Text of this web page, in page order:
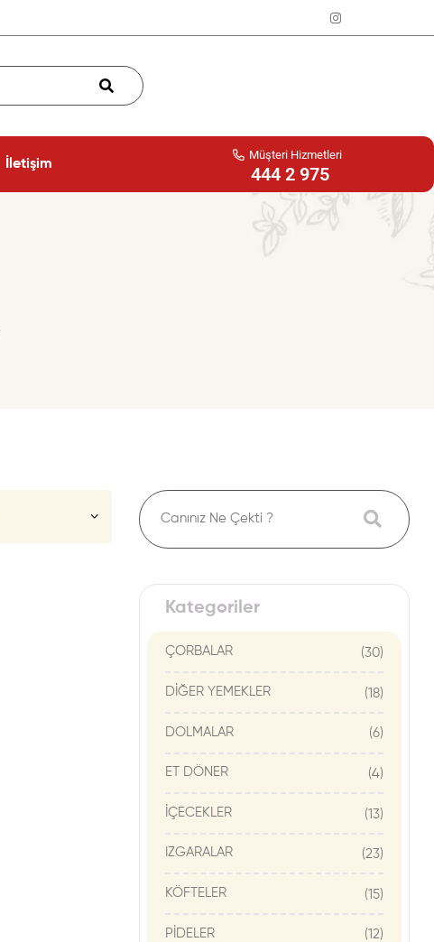
İletişim
Müşteri Hizmetleri
444 2 975
Kategoriler
ÇORBALAR (30)
DİĞER YEMEKLER (18)
DOLMALAR (6)
ET DÖNER (4)
İÇECEKLER (13)
IZGARALAR (23)
KÖFTELER (15)
PİDELER (12)